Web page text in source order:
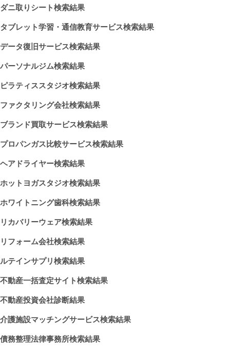
ダニ取りシート検索結果
タブレット学習・通信教育サービス検索結果
データ復旧サービス検索結果
パーソナルジム検索結果
ピラティススタジオ検索結果
ファクタリング会社検索結果
ブランド買取サービス検索結果
プロパンガス比較サービス検索結果
ヘアドライヤー検索結果
ホットヨガスタジオ検索結果
ホワイトニング歯科検索結果
リカバリーウェア検索結果
リフォーム会社検索結果
ルテインサプリ検索結果
不動産一括査定サイト検索結果
不動産投資会社診断結果
介護施設マッチングサービス検索結果
債務整理法律事務所検索結果